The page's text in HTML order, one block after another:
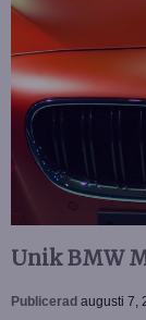
Unik BMW
Publicerad augusti 7,